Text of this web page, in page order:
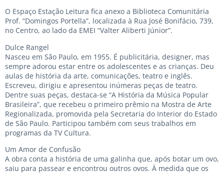
O Espaço Estação Leitura fica anexo a Biblioteca Comunitária
Prof. “Domingos Portella”, localizada à Rua José Bonifácio, 739,
no Centro, ao lado da EMEI “Valter Aliberti Júnior”.
Dulce Rangel
Nasceu em São Paulo, em 1955. É publicitária, designer, mas
sempre adorou estar entre os adolescentes e as crianças. Deu
aulas de história da arte, comunicações, teatro e inglês.
Escreveu, dirigiu e apresentou inúmeras peças de teatro.
Dentre suas peças, destaca-se “A História da Música Popular
Brasileira”, que recebeu o primeiro prêmio na Mostra de Arte
Regionalizada, promovida pela Secretaria do Interior do Estado
de São Paulo. Participou também com seus trabalhos em
programas da TV Cultura.
Um Amor de Confusão
A obra conta a história de uma galinha que, após botar um ovo,
saiu para passear e encontrou outros ovos. À medida que os